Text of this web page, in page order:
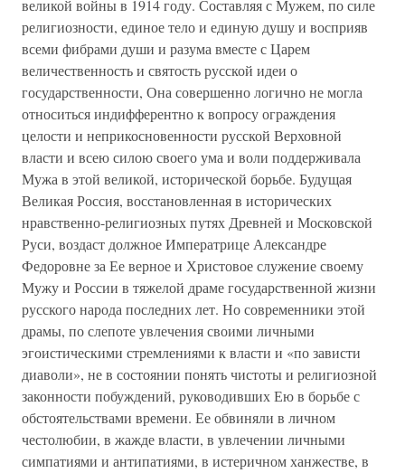
великой войны в 1914 году. Составляя с Мужем, по силе
религиозности, единое тело и единую душу и восприяв
всеми фибрами души и разума вместе с Царем
величественность и святость русской идеи о
государственности, Она совершенно логично не могла
относиться индифферентно к вопросу ограждения
целости и неприкосновенности русской Верховной
власти и всею силою своего ума и воли поддерживала
Мужа в этой великой, исторической борьбе. Будущая
Великая Россия, восстановленная в исторических
нравственно-религиозных путях Древней и Московской
Руси, воздаст должное Императрице Александре
Федоровне за Ее верное и Христовое служение своему
Мужу и России в тяжелой драме государственной жизни
русского народа последних лет. Но современники этой
драмы, по слепоте увлечения своими личными
эгоистическими стремлениями к власти и «по зависти
диаволи», не в состоянии понять чистоты и религиозной
законности побуждений, руководивших Ею в борьбе с
обстоятельствами времени. Ее обвиняли в личном
честолюбии, в жажде власти, в увлечении личными
симпатиями и антипатиями, в истеричном ханжестве, в